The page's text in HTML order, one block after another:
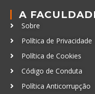
A
Sobre
Política de Privacidade
Política de Cookies
Código de Conduta
Política Anticorrupção